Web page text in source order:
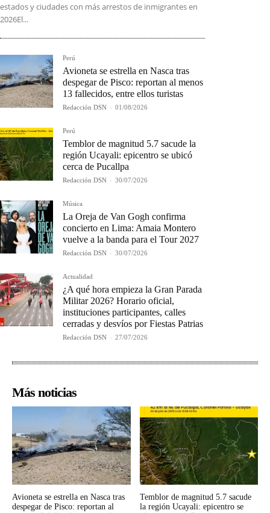
estados y ciudades con más arrestos de inmigrantes en
2026El...
Perú
Avioneta se estrella en Nasca tras
despegar de Pisco: reportan al menos
13 fallecidos, entre ellos turistas
Redacción DSN - 01/08/2026
Perú
Temblor de magnitud 5.7 sacude la
región Ucayali: epicentro se ubicó
cerca de Pucallpa
Redacción DSN - 30/07/2026
Música
La Oreja de Van Gogh confirma
concierto en Lima: Amaia Montero
vuelve a la banda para el Tour 2027
Redacción DSN - 30/07/2026
Actualidad
¿A qué hora empieza la Gran Parada
Militar 2026? Horario oficial,
instituciones participantes, calles
cerradas y desvíos por Fiestas Patrias
Redacción DSN - 27/07/2026
Más noticias
Avioneta se estrella en Nasca tras
despegar de Pisco: reportan al
Temblor de magnitud 5.7 sacude
la región Ucayali: epicentro se